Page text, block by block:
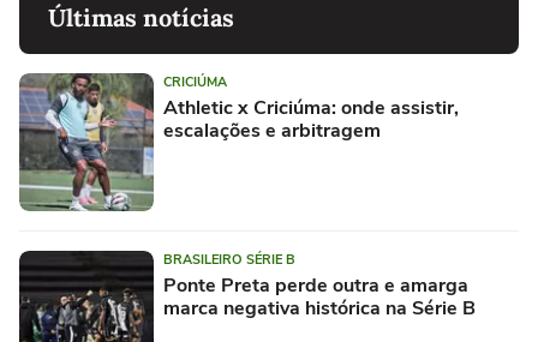
Últimas notícias
CRICIÚMA
Athletic x Criciúma: onde assistir,
escalações e arbitragem
BRASILEIRO SÉRIE B
Ponte Preta perde outra e amarga
marca negativa histórica na Série B